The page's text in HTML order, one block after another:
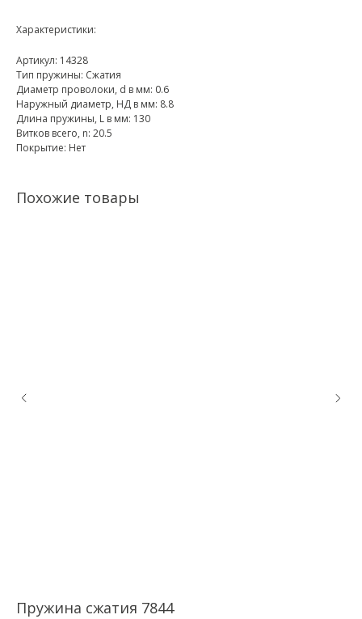
Характеристики:
Артикул: 14328
Тип пружины: Сжатия
Диаметр проволоки, d в мм: 0.6
Наружный диаметр, НД в мм: 8.8
Длина пружины, L в мм: 130
Витков всего, n: 20.5
Покрытие: Нет
Похожие товары
Пружина сжатия 7844